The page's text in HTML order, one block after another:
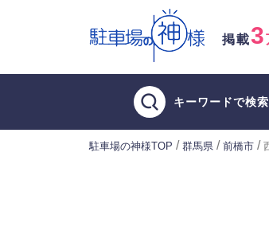
掲載3
キーワードで検索
駐車場の神様TOP / 群馬県 / 前橋市 /